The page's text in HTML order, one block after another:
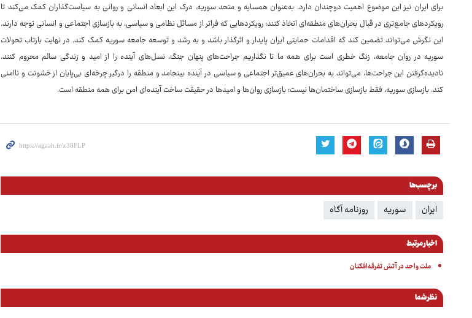
برای ایران نیز این موضوع اهمیت دوچندان دارد. به‌عنوان همسایه و متحد سوریه، درک این ابعاد انسانی و روانی به سیاست‌گذاران کمک می‌کند تا
رویکردهای جامع‌تری در قبال بحران‌های منطقه‌ای اتخاذ کنند؛ رویکردهایی که فراتر از مسائل نظامی و سیاسی، به بازسازی اجتماعی و انسانی توجه دارند.
این نگرش می‌تواند تضمین کند که اقدامات حمایتی ایران پایدار و اثرگذار باشد و به رشد و توسعه جامعه سوریه کمک کند. در نهایت بازتاب تحولات
سوریه در روان جامعه، زنگ خطری است برای همه ما تا نگذاریم جراحت‌های پنهان جنگ، نسل‌های آینده را از امید و زندگی سالم محروم کنند.
نادیده‌گرفتن این جراحت‌ها، می‌تواند به بحران‌های عمیق‌تر اجتماعی و سیاسی در آینده بینجامد و منطقه را درگیر چرخه‌ای بی‌پایان از خشونت و ناامنی
کند. بازسازی سوریه، فقط بازسازی ساختمان‌ها نیست؛ بازسازی روان‌ها و امیدها در حقیقت ساخت آینده‌ای امن برای همه منطقه است.
برچسب‌ها
ایران سوریه روزنامه آگاه
اخبار مرتبط
ملت واحد در آتش تفرقه‌افکنان
نظر شما